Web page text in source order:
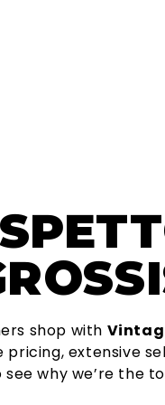
shop with
extensive
why we’re the